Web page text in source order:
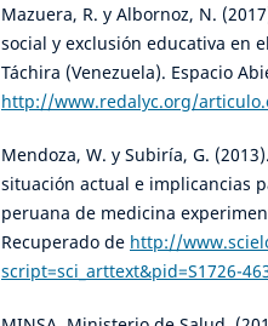
Mazuera, R. y Albornoz, N.
social y exclusión educativa en
Táchira (Venezuela). Espacio
http://www.redalyc.org/
Mendoza, W. y Subiría, G.
situación actual e implicancias
peruana de medicina
Recuperado de http://
script=sci_arttext&pid=S1726-